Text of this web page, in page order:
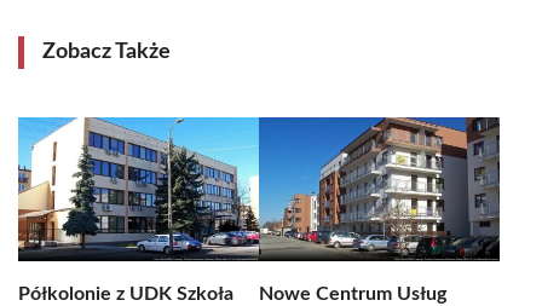
Zobacz Także
Półkolonie z UDK Szkoła
Nowe Centrum Usług